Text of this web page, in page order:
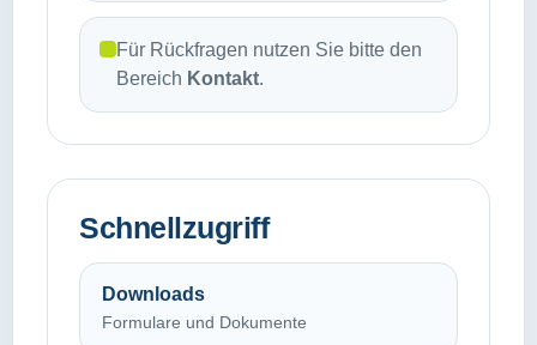
Für Rückfragen nutzen Sie bitte den
Bereich Kontakt.
Schnellzugriff
Downloads
Formulare und Dokumente